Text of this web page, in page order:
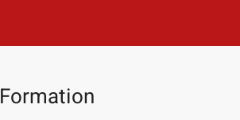
Formation